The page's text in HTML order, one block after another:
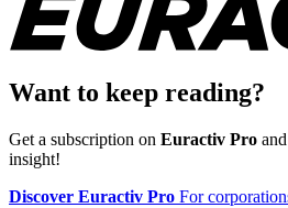
Want to keep reading?
Get a subscription on Euractiv Pro
insight!
Discover Euractiv Pro For